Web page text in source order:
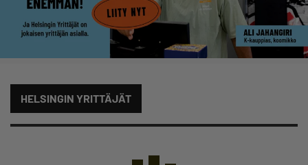
HELSINGIN YRITTÄJÄT